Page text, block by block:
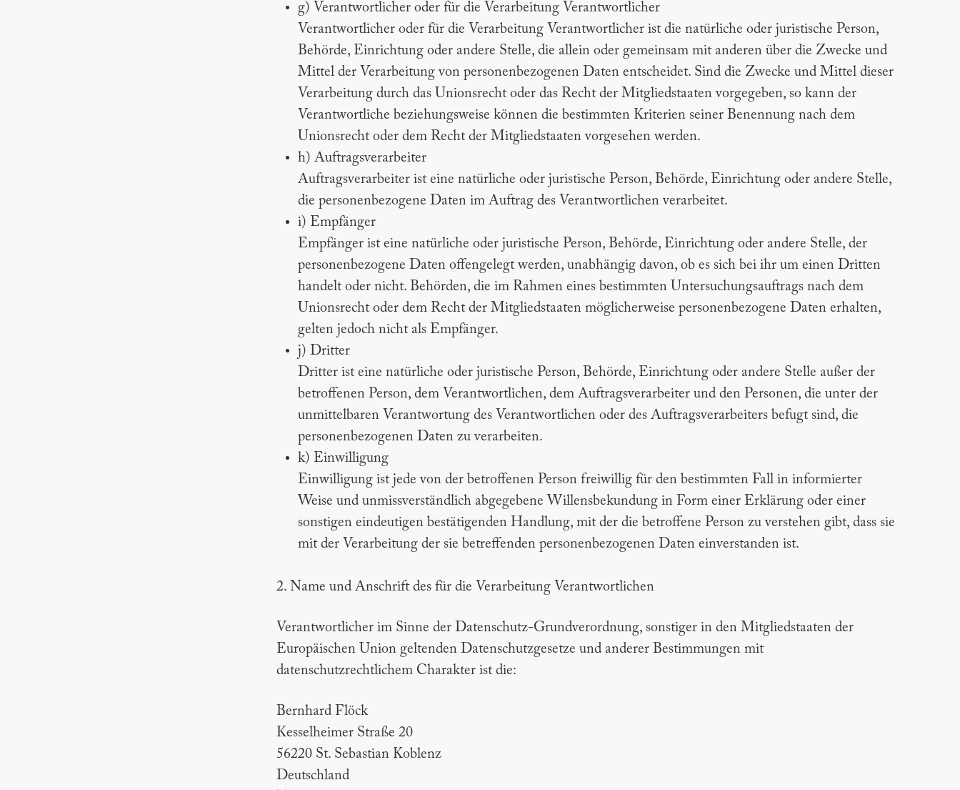
g) Verantwortlicher oder für die Verarbeitung Verantwortlicher
Verantwortlicher oder für die Verarbeitung Verantwortlicher ist die natürliche oder juristische Person,
Behörde, Einrichtung oder andere Stelle, die allein oder gemeinsam mit anderen über die Zwecke und
Mittel der Verarbeitung von personenbezogenen Daten entscheidet. Sind die Zwecke und Mittel dieser
Verarbeitung durch das Unionsrecht oder das Recht der Mitgliedstaaten vorgegeben, so kann der
Verantwortliche beziehungsweise können die bestimmten Kriterien seiner Benennung nach dem
Unionsrecht oder dem Recht der Mitgliedstaaten vorgesehen werden.
h) Auftragsverarbeiter
Auftragsverarbeiter ist eine natürliche oder juristische Person, Behörde, Einrichtung oder andere Stelle,
die personenbezogene Daten im Auftrag des Verantwortlichen verarbeitet.
i) Empfänger
Empfänger ist eine natürliche oder juristische Person, Behörde, Einrichtung oder andere Stelle, der
personenbezogene Daten offengelegt werden, unabhängig davon, ob es sich bei ihr um einen Dritten
handelt oder nicht. Behörden, die im Rahmen eines bestimmten Untersuchungsauftrags nach dem
Unionsrecht oder dem Recht der Mitgliedstaaten möglicherweise personenbezogene Daten erhalten,
gelten jedoch nicht als Empfänger.
j) Dritter
Dritter ist eine natürliche oder juristische Person, Behörde, Einrichtung oder andere Stelle außer der
betroffenen Person, dem Verantwortlichen, dem Auftragsverarbeiter und den Personen, die unter der
unmittelbaren Verantwortung des Verantwortlichen oder des Auftragsverarbeiters befugt sind, die
personenbezogenen Daten zu verarbeiten.
k) Einwilligung
Einwilligung ist jede von der betroffenen Person freiwillig für den bestimmten Fall in informierter
Weise und unmissverständlich abgegebene Willensbekundung in Form einer Erklärung oder einer
sonstigen eindeutigen bestätigenden Handlung, mit der die betroffene Person zu verstehen gibt, dass sie
mit der Verarbeitung der sie betreffenden personenbezogenen Daten einverstanden ist.
2. Name und Anschrift des für die Verarbeitung Verantwortlichen
Verantwortlicher im Sinne der Datenschutz-Grundverordnung, sonstiger in den Mitgliedstaaten der
Europäischen Union geltenden Datenschutzgesetze und anderer Bestimmungen mit
datenschutzrechtlichem Charakter ist die:
Bernhard Flöck
Kesselheimer Straße 20
56220 St. Sebastian Koblenz
Deutschland